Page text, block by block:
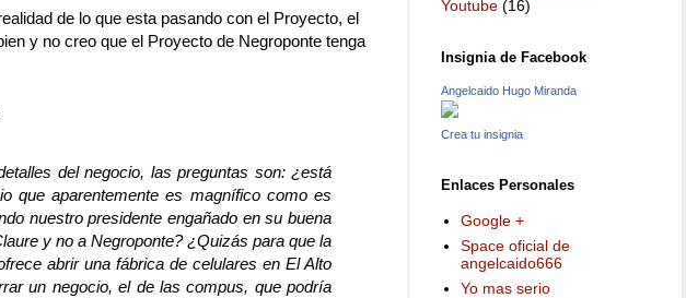
de lo que esta pasando con el Proyecto, el
y no creo que el Proyecto de Negroponte tenga
del negocio, las preguntas son: ¿está
que aparentemente es magnífico como es
nuestro presidente engañado en su buena
y no a Negroponte? ¿Quizás para que la
abrir una fábrica de celulares en El Alto
un negocio, el de las compus, que podría
Youtube (16)
Insignia de Facebook
Angelcaido Hugo Miranda
Crea tu insignia
Enlaces Personales
Google +
Space oficial de
angelcaido666
Yo mas serio